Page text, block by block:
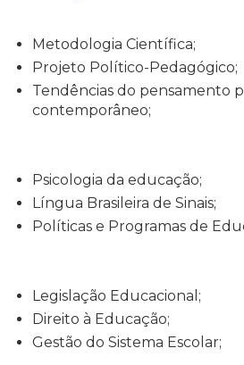
Metodologia Científica;
Projeto Político-Pedagógico;
Tendências do pensamento
contemporâneo;
Psicologia da educação;
Língua Brasileira de Sinais;
Políticas e Programas de
Legislação Educacional;
Direito à Educação;
Gestão do Sistema Escolar;